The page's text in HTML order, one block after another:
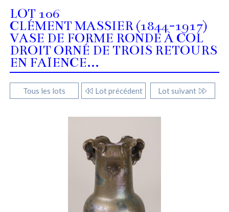
LOT 106
CLÉMENT MASSIER (1844-1917)
VASE DE FORME RONDE À COL
DROIT ORNÉ DE TROIS RETOURS
EN FAÏENCE...
Tous les lots Lot précédent Lot suivant